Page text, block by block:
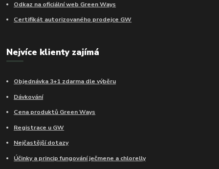
Odkaz na oficiální web Green Ways
Certifikát autorizovaného prodejce GW
Nejvíce klienty zajímá
Objednávka 3+1 zdarma dle výběru
Dávkování
Cena produktů Green Ways
Registrace u GW
Nejčastější dotazy
Účinky a princip fungování ječmene a chlorelly